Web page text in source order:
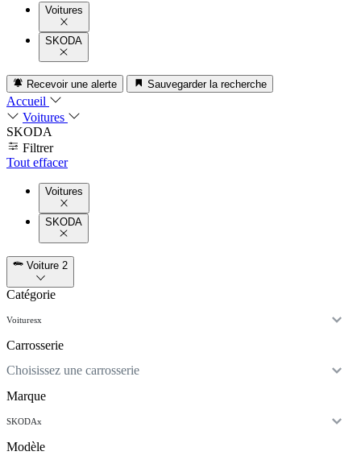
Voitures
SKODA
Recevoir une alerte Sauvegarder la recherche
Accueil
Voitures
SKODA
Filtrer
Tout effacer
Voitures
SKODA
Voiture 2
Catégorie
Voituresx
Carrosserie
Choisissez une carrosserie
Marque
SKODAx
Modèle